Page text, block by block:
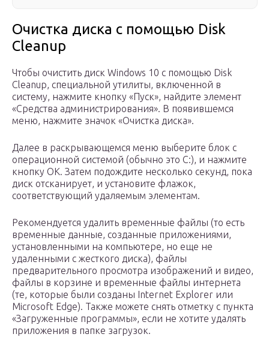
Очистка диска с помощью Disk
Cleanup
Чтобы очистить диск Windows 10 с помощью Disk
Cleanup, специальной утилиты, включенной в
систему, нажмите кнопку «Пуск», найдите элемент
«Средства администрирования». В появившемся
меню, нажмите значок «Очистка диска».
Далее в раскрывающемся меню выберите блок с
операционной системой (обычно это C:), и нажмите
кнопку OK. Затем подождите несколько секунд, пока
диск отсканирует, и установите флажок,
соответствующий удаляемым элементам.
Рекомендуется удалить временные файлы (то есть
временные данные, созданные приложениями,
установленными на компьютере, но еще не
удаленными с жесткого диска), файлы
предварительного просмотра изображений и видео,
файлы в корзине и временные файлы интернета
(те, которые были созданы Internet Explorer или
Microsoft Edge). Также можете снять отметку с пункта
«Загруженные программы», если не хотите удалять
приложения в папке загрузок.